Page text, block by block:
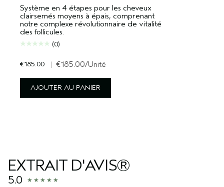
Système en 4 étapes pour les cheveux
clairsemés moyens à épais, comprenant
notre complexe révolutionnaire de vitalité
des follicules.
(0)
€185.00 | €185.00/Unité
AJOUTER AU PANIER
EXTRAIT D'AVIS®
5.0